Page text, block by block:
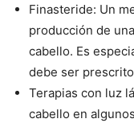
Finasteride: Un
producción de
cabello. Es
debe ser
Terapias con luz
cabello en